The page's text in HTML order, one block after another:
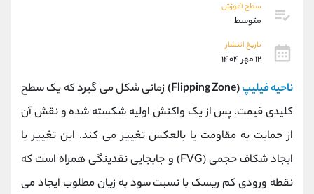
سطح آموزش
متوسط
تاریخ انتشار
۱۲ مهر ۱۴۰۴
ناحیه فیلیپ(Flipping Zone)
زمانی شکل می‌ گیرد که یک سطح
کلیدی قیمت، پس از یک واکنش اولیه شکسته شده و نقش آن
از حمایت به مقاومت یا بالعکس تغییر می‌ کند. این تغییر با
ایجاد شکاف حجمی (FVG) و جابجایی نقدینگی همراه است که
نقطه ورودی کم ‌ریسک با نسبت سود به زیان مطلوب ایجاد می‌
اطلاعات تماس
تلفن 021-22021030
021-22021040
بدون پیش شماره
اینستاگرام @alireza.mehrabii
کانال تلگرام @alirezamehrabi_com
@alirezamehrabi_official